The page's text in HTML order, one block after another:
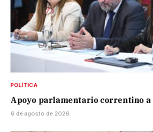
POLÍTICA
Apoyo parlamentario correntino
6 de agosto de 2026